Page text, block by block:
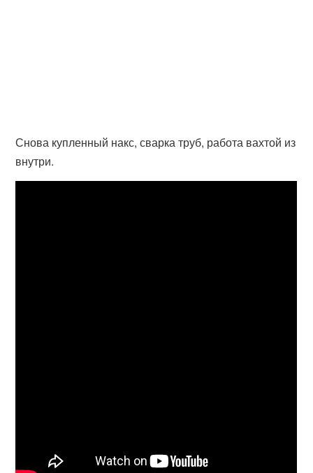
Снова купленный накс, сварка труб, работа вахтой из
внутри.